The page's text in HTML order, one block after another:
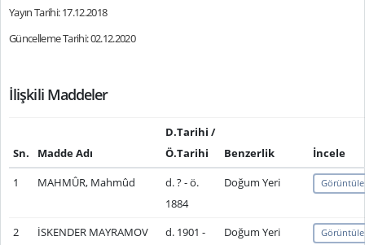
Yayın Tarihi: 17.12.2018
Güncelleme Tarihi: 02.12.2020
İlişkili Maddeler
Sn. Madde Adı
D.Tarihi /
Ö.Tarihi
Benzerlik
İncele
1
MAHMÛR, Mahmûd
d. ? - ö.
1884
Doğum Yeri Görüntüle
2 İSKENDER MAYRAMOV
d. 1901 -
Doğum Yeri Görüntüle